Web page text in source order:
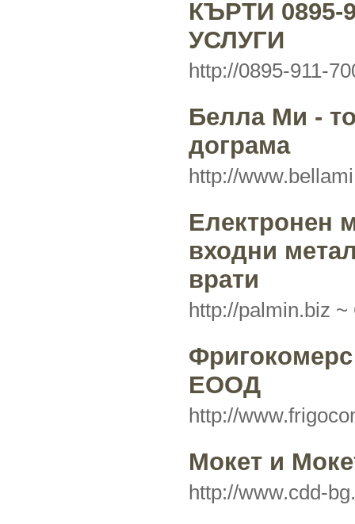
КЪРТИ 0895-
УСЛУГИ
http://0895-911-
Белла Ми -
дограма
http://
Електронен
входни
врати
http://palmin.biz ~
ЕООД
http://
Mокет и
http://www.cdd-